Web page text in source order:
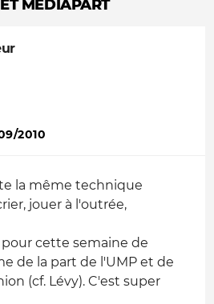
MEDIAPART
2010
la même technique
jouer à l'outrée,
cette semaine de
de la part de l'UMP et de
(cf. Lévy). C'est super